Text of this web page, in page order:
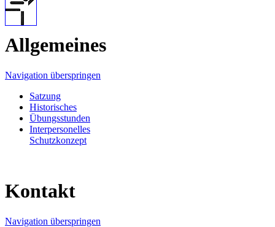
Allgemeines
Navigation überspringen
Satzung
Historisches
Übungsstunden
Interpersonelles
Schutzkonzept
Kontakt
Navigation überspringen